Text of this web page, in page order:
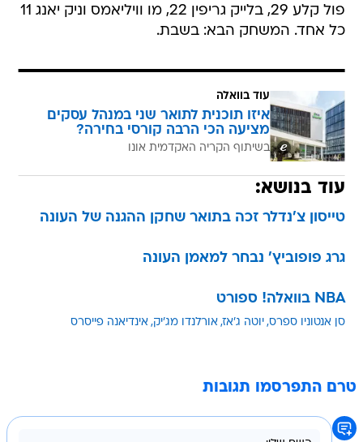
פול קלע 29, בלייק גריפין 22, מו וויליאמס וניק יאנג 11
כל אחד. המשחק הבא: בשבת.
עוד בוואלה
איזו תוכנית לתואר שני במנהל עסקים
מציעה הכי הרבה קורסי בחירה?
בשיתוף הקריה האקדמית אונו
עוד בנושא:
טייסון צ'נדלר זכה בתואר שחקן ההגנה של העונה
גרג פופוביץ' נבחר למאמן העונה
NBA בוואלה! ספורט
סן אנטוניו ספרס יוטה ג'אז אורלנדו מג'יק אינדיאנה פייסרס
טרם התפרסמו תגובות